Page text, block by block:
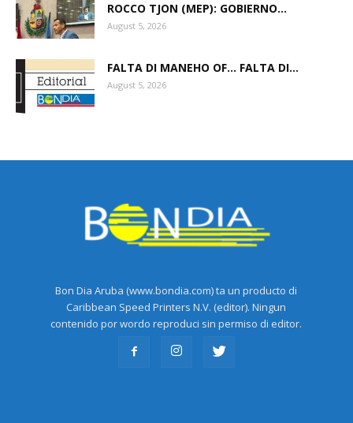
ROCCO TJON (MEP): GOBIERNO...
August 5, 2026
FALTA DI MANEHO OF… FALTA DI...
August 5, 2026
Bon Dia Aruba (www.bondia.com) ta un producto di
Caribbean Speed Printers N.V. (editor). Ningun
contenido por wordo reproduci sin permiso di editor.